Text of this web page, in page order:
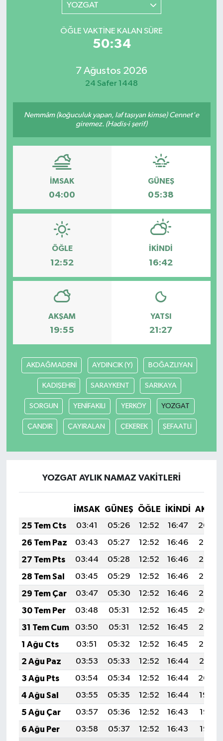
YOZGAT
ÖĞLE VAKTINE KALAN SÜRE
50:34
7 Ağustos 2026
24 Safer 1448
Nemmâm (koğuculuk yapan, laf taşıyan kimse) Cennet'e
giremez. (Hadis-i şerif)
İMSAK
04:00
GÜNEŞ
05:38
ÖĞLE
12:52
İKINDI
16:42
AKŞAM
19:55
YATSI
21:27
AKDAĞMADENİ AYDINCIK (Y) BOĞAZLIYAN
KADIŞEHRİ SARAYKENT SARIKAYA
SORGUN YENİFAKILI YERKÖY YOZGAT
ÇANDIR ÇAYIRALAN ÇEKEREK ŞEFAATLİ
YOZGAT AYLIK NAMAZ VAKITLERI
İMSAK GÜNEŞ ÖĞLE İKINDI
25 Tem Cts
03:41 05:26 12:52 16:47
20:09
26 Tem Paz
03:43 05:27 12:52 16:46
20:08
27 Tem Pts
03:44 05:28 12:52 16:46
20:07
28 Tem Sal
03:45 05:29 12:52 16:46
20:06
29 Tem Çar
03:47 05:30 12:52 16:46
20:05
30 Tem Per
03:48 05:31 12:52 16:45
20:04
31 Tem Cum
03:50 05:31 12:52 16:45
20:03
1 Ağu Cts
03:51 05:32 12:52 16:45
20:02
2 Ağu Paz
03:53 05:33 12:52 16:44
20:01
3 Ağu Pts
03:54 05:34 12:52 16:44
20:00
4 Ağu Sal
03:55 05:35 12:52 16:44
19:59
5 Ağu Çar
03:57 05:36 12:52 16:43
19:58
6 Ağu Per
03:58 05:37 12:52 16:43
19:57